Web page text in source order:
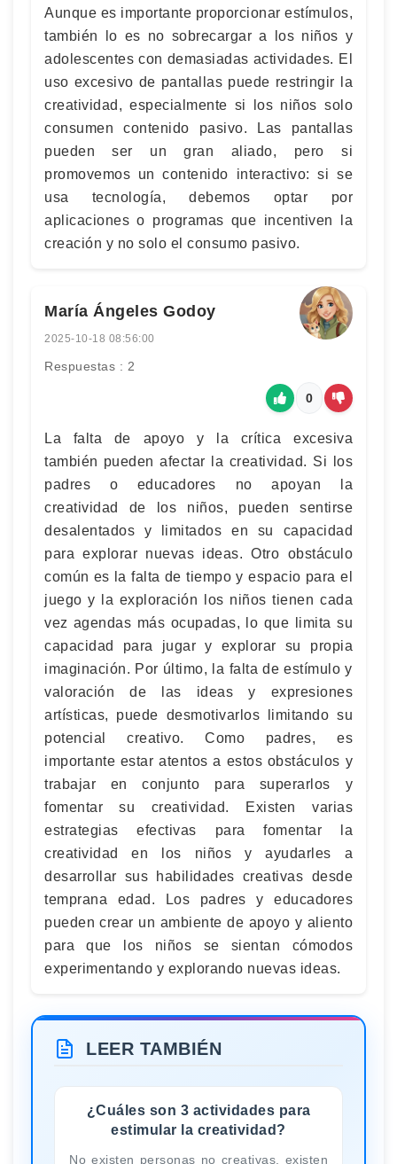
Aunque es importante proporcionar estímulos,
también lo es no sobrecargar a los niños y
adolescentes con demasiadas actividades. El
uso excesivo de pantallas puede restringir la
creatividad, especialmente si los niños solo
consumen contenido pasivo. Las pantallas
pueden ser un gran aliado, pero si
promovemos un contenido interactivo: si se
usa tecnología, debemos optar por
aplicaciones o programas que incentiven la
creación y no solo el consumo pasivo.
María Ángeles Godoy
2025-10-18 08:56:00
Respuestas : 2
0
La falta de apoyo y la crítica excesiva
también pueden afectar la creatividad. Si los
padres o educadores no apoyan la
creatividad de los niños, pueden sentirse
desalentados y limitados en su capacidad
para explorar nuevas ideas. Otro obstáculo
común es la falta de tiempo y espacio para el
juego y la exploración los niños tienen cada
vez agendas más ocupadas, lo que limita su
capacidad para jugar y explorar su propia
imaginación. Por último, la falta de estímulo y
valoración de las ideas y expresiones
artísticas, puede desmotivarlos limitando su
potencial creativo. Como padres, es
importante estar atentos a estos obstáculos y
trabajar en conjunto para superarlos y
fomentar su creatividad. Existen varias
estrategias efectivas para fomentar la
creatividad en los niños y ayudarles a
desarrollar sus habilidades creativas desde
temprana edad. Los padres y educadores
pueden crear un ambiente de apoyo y aliento
para que los niños se sientan cómodos
experimentando y explorando nuevas ideas.
LEER TAMBIÉN
¿Cuáles son 3 actividades para
estimular la creatividad?
No existen personas no creativas, existen